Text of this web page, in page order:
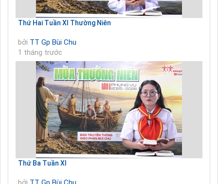
Thứ Hai Tuần XI Thường Niên
bởi TT Gp Bùi Chu
1 tháng trước
Thứ Ba Tuần XI